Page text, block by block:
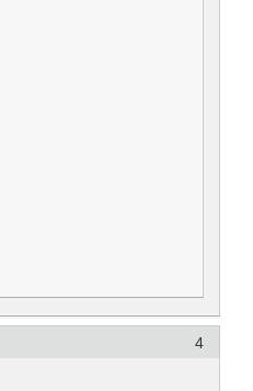
4